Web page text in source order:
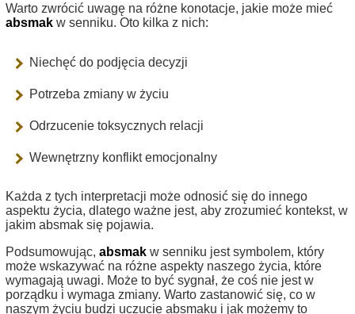
Warto zwrócić uwagę na różne konotacje, jakie może mieć
absmak w senniku. Oto kilka z nich:
Niechęć do podjęcia decyzji
Potrzeba zmiany w życiu
Odrzucenie toksycznych relacji
Wewnętrzny konflikt emocjonalny
Każda z tych interpretacji może odnosić się do innego
aspektu życia, dlatego ważne jest, aby zrozumieć kontekst, w
jakim absmak się pojawia.
Podsumowując, absmak w senniku jest symbolem, który
może wskazywać na różne aspekty naszego życia, które
wymagają uwagi. Może to być sygnał, że coś nie jest w
porządku i wymaga zmiany. Warto zastanowić się, co w
naszym życiu budzi uczucie absmaku i jak możemy to